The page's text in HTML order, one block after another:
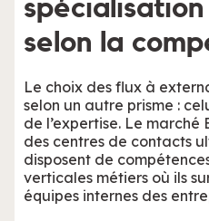
selon la
Le choix des flux à
selon un autre prisme :
de l’expertise. Le marché
des centres de contacts
disposent de
verticales métiers où ils
équipes internes des